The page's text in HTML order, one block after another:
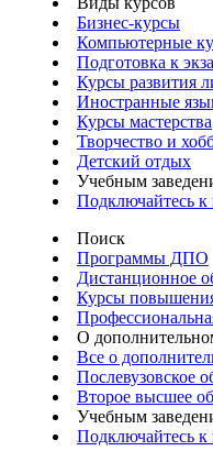
Бизнес-курсы
Компьютерные
Подготовка к
Курсы развития
Иностранные
Курсы мастерства
Творчество и
Детский отдых
Учебным
Подключайтесь к
Поиск
Программы ДПО
Дистанционное
Курсы
О
Все о
Послевузовское
Второе высшее
Учебным
Подключайтесь к